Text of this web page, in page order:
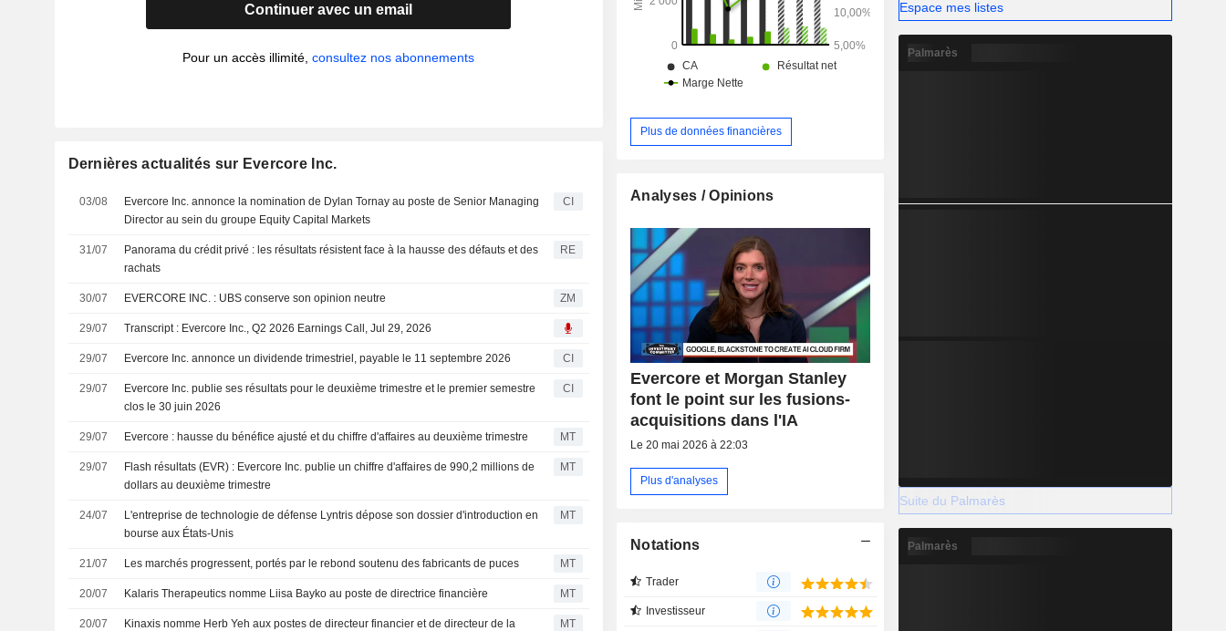
Continuer avec un email
Pour un accès illimité,consultez nos abonnements
Dernières actualités sur Evercore Inc.
03/08
Evercore Inc. annonce la nomination de Dylan Tornay au poste de Senior Managing
Director au sein du groupe Equity Capital Markets
CI
31/07
Panorama du crédit privé : les résultats résistent face à la hausse des défauts et des
rachats
RE
30/07 EVERCORE INC. : UBS conserve son opinion neutre ZM
29/07 Transcript : Evercore Inc., Q2 2026 Earnings Call, Jul 29, 2026
29/07 Evercore Inc. annonce un dividende trimestriel, payable le 11 septembre 2026 CI
29/07
Evercore Inc. publie ses résultats pour le deuxième trimestre et le premier semestre
clos le 30 juin 2026
CI
29/07 Evercore : hausse du bénéfice ajusté et du chiffre d'affaires au deuxième trimestre MT
29/07
Flash résultats (EVR) : Evercore Inc. publie un chiffre d'affaires de 990,2 millions de
dollars au deuxième trimestre
MT
24/07
L'entreprise de technologie de défense Lyntris dépose son dossier d'introduction en
bourse aux États-Unis
MT
21/07 Les marchés progressent, portés par le rebond soutenu des fabricants de puces MT
20/07 Kalaris Therapeutics nomme Liisa Bayko au poste de directrice financière MT
20/07
Kinaxis nomme Herb Yeh aux postes de directeur financier et de directeur de la
MT
Plus de données financières
Analyses / Opinions
Evercore et Morgan Stanley
font le point sur les fusions-
acquisitions dans l'IA
Le 20 mai 2026 à 22:03
Plus d'analyses
Notations
Trader
Investisseur
Espace mes listes
Palmarès
Suite du Palmarès
Palmarès